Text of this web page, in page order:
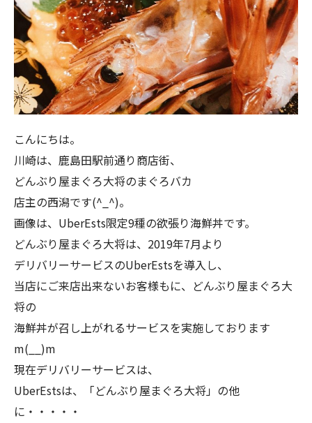
こんにちは。
川崎は、鹿島田駅前通り商店街、
どんぶり屋まぐろ大将のまぐろバカ
店主の西潟です(^_^)。
画像は、UberEsts限定9種の欲張り海鮮丼です。
どんぶり屋まぐろ大将は、2019年7月より
デリバリーサービスのUberEstsを導入し、
当店にご来店出来ないお客様もに、どんぶり屋まぐろ大
将の
海鮮丼が召し上がれるサービスを実施しております
m(__)m
現在デリバリーサービスは、
UberEstsは、「どんぶり屋まぐろ大将」の他
に・・・・・